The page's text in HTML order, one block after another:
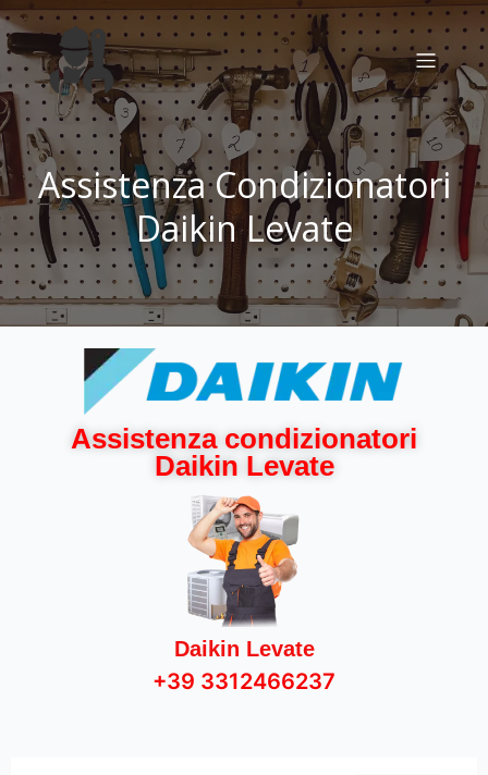
Assistenza Condizionatori
Daikin Levate
Assistenza condizionatori
Daikin Levate
Daikin Levate
+39 3312466237